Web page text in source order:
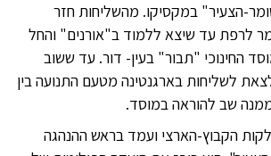
הצעיר" במקסיקו. מהשליחות חזר
לרפת עד שיצא ללמוד ב"אורנים" והחל
החינוכי "תבור" בעין- דור. עד ששוב
לשליחות בארגנטינה מטעם התנועה בין
הקבוץ-הארצי ועמד בראש ההנהגה